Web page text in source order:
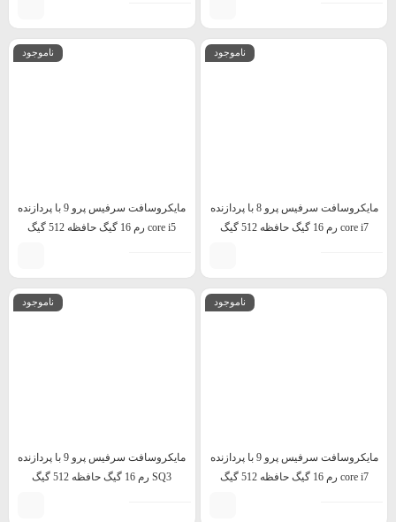
ناموجود
مایکروسافت سرفیس پرو 8 با پردازنده
core i7 رم 16 گیگ حافظه 512 گیگ
ناموجود
مایکروسافت سرفیس پرو 9 با پردازنده
core i5 رم 16 گیگ حافظه 512 گیگ
ناموجود
مایکروسافت سرفیس پرو 9 با پردازنده
core i7 رم 16 گیگ حافظه 512 گیگ
ناموجود
مایکروسافت سرفیس پرو 9 با پردازنده
SQ3 رم 16 گیگ حافظه 512 گیگ